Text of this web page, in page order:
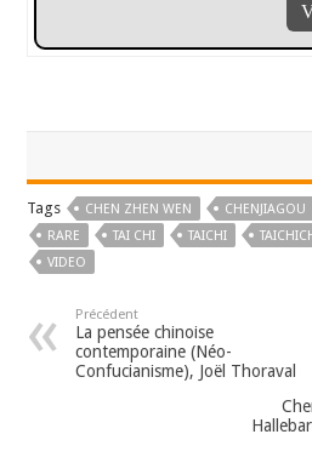
Tags CHEN ZHEN WEN CHENJIAGOU
RARE
TAI CHI TAICHI
VIDEO
Précédent
La pensée chinoise
contemporaine (Néo-
Confucianisme), Joël Thoraval